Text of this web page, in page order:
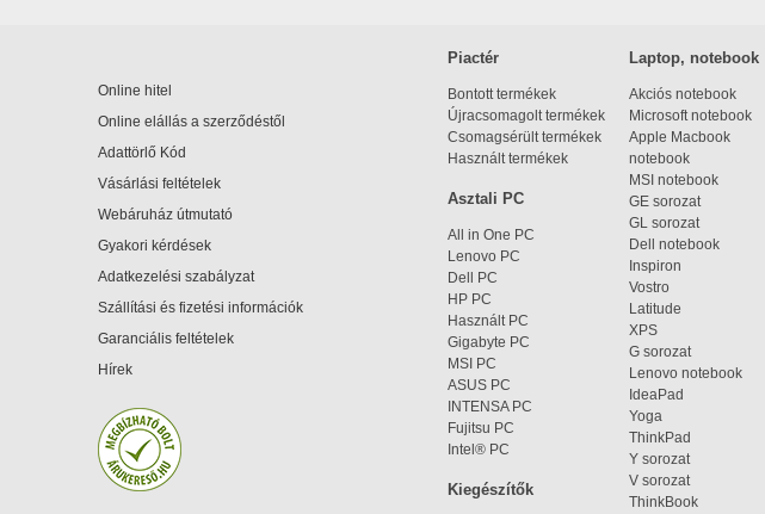
Online hitel
Online elállás a szerződéstől
Adattörlő Kód
Vásárlási feltételek
Webáruház útmutató
Gyakori kérdések
Adatkezelési szabályzat
Szállítási és fizetési információk
Garanciális feltételek
Hírek
Piactér
Bontott termékek
Újracsomagolt termékek
Csomagsérült termékek
Használt termékek
Laptop, notebook
Akciós notebook
Microsoft notebook
Apple Macbook
notebook
MSI notebook
GE sorozat
GL sorozat
Dell notebook
Inspiron
Vostro
Latitude
XPS
G sorozat
Lenovo notebook
IdeaPad
Yoga
ThinkPad
Y sorozat
V sorozat
ThinkBook
Asztali PC
All in One PC
Lenovo PC
Dell PC
HP PC
Használt PC
Gigabyte PC
MSI PC
ASUS PC
INTENSA PC
Fujitsu PC
Intel® PC
Kiegészítők